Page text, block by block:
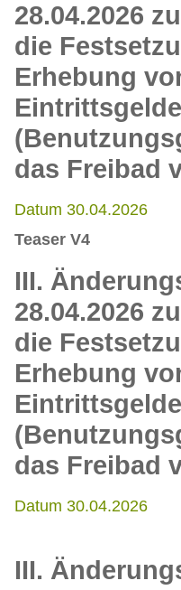
28.04.2026
die
Erhebung
das Freibad
Datum 30.04.2026
Teaser V4
III.
28.04.2026
die
Erhebung
das Freibad
Datum 30.04.2026
III.